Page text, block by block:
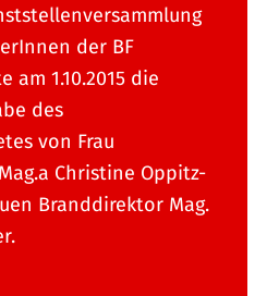
der BF
am 1.10.2015 die
des
von Frau
Christine Oppitz-
Branddirektor Mag.